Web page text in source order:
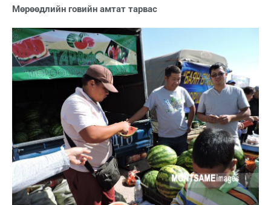
Мөрөөдлийн говийн амтат тарвас